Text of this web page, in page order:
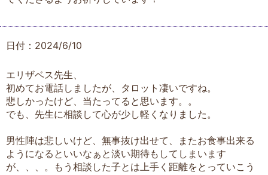
日付：2024/6/10
エリザベス先生、
初めてお電話しましたが、タロット凄いですね。
悲しかったけど、当たってると思います。。
でも、先生に相談して心が少し軽くなりました。
男性陣は悲しいけど、無事抜け出せて、またお食事出来る
ようになるといいなぁと淡い期待もしてしまいます
が、、、。もう相談した子とは上手く距離をとっていこう